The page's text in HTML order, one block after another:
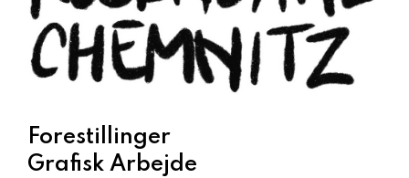
Forestillinger
Grafisk Arbejde